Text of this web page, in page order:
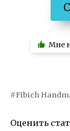
Мне
Fibich
Оценить